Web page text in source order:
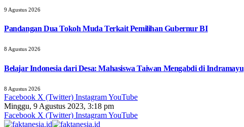
9 Agustus 2026
Pandangan Dua Tokoh Muda Terkait Pemilihan Gubernur BI
8 Agustus 2026
Belajar Indonesia dari Desa: Mahasiswa Taiwan Mengabdi di Indramayu
8 Agustus 2026
Facebook X (Twitter) InstagramYouTube
Minggu, 9 Agustus 2023, 3:18 pm
Facebook X (Twitter) InstagramYouTube